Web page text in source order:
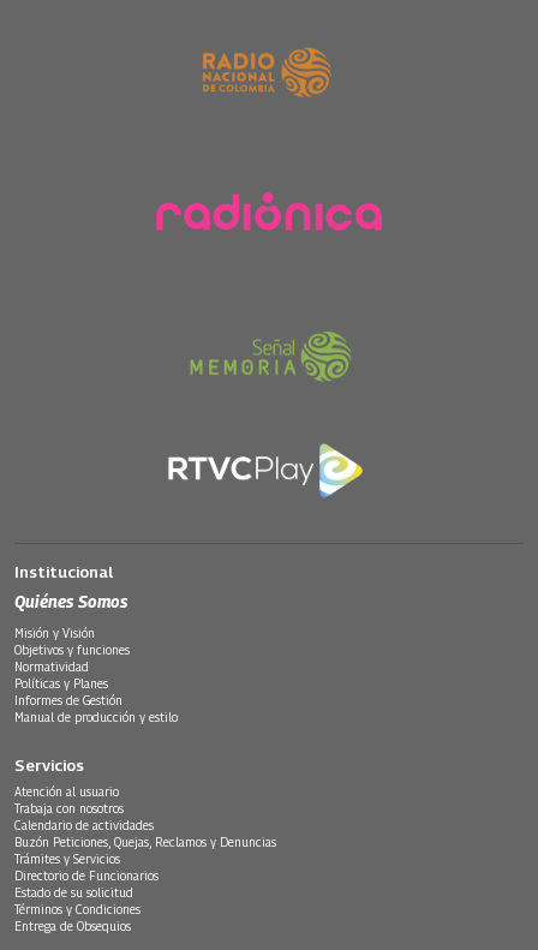
Institucional
Quiénes Somos
Misión y Visión
Objetivos y funciones
Normatividad
Políticas y Planes
Informes de Gestión
Manual de producción y estilo
Servicios
Atención al usuario
Trabaja con nosotros
Calendario de actividades
Buzón Peticiones, Quejas, Reclamos y Denuncias
Trámites y Servicios
Directorio de Funcionarios
Estado de su solicitud
Términos y Condiciones
Entrega de Obsequios